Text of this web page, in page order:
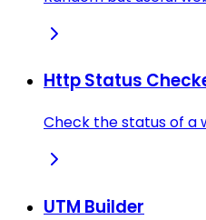
Http Status
Check the status of a
UTM Builder